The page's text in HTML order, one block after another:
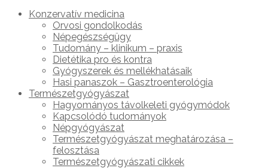
Konzervatív medicina
Orvosi gondolkodás
Népegészségügy
Tudomány – klinikum – praxis
Dietétika pro és kontra
Gyógyszerek és mellékhatásaik
Hasi panaszok – Gasztroenterológia
Természetgyógyászat
Hagyományos távolkeleti gyógymódok
Kapcsolódó tudományok
Népgyógyászat
Természetgyógyászat meghatározása –
felosztása
Természetgyógyászati cikkek